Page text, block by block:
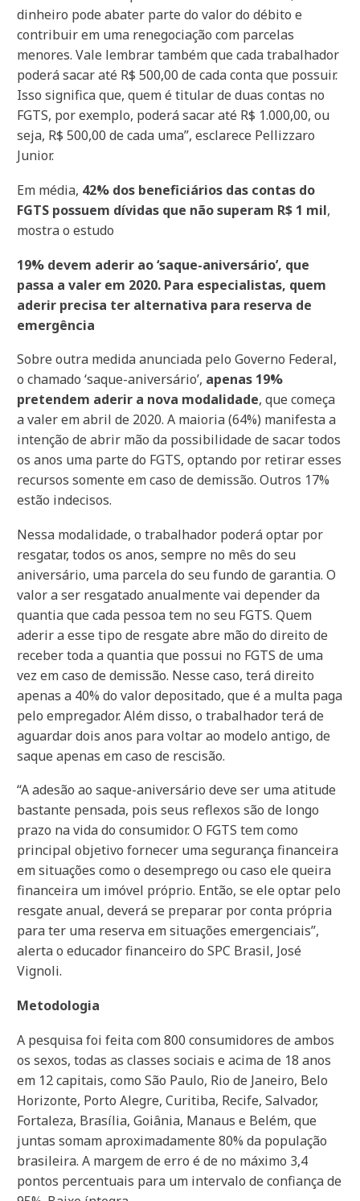
dinheiro pode abater parte do valor do débito e
contribuir em uma renegociação com parcelas
menores. Vale lembrar também que cada trabalhador
poderá sacar até R$ 500,00 de cada conta que possuir.
Isso significa que, quem é titular de duas contas no
FGTS, por exemplo, poderá sacar até R$ 1.000,00, ou
seja, R$ 500,00 de cada uma”, esclarece Pellizzaro
Junior.
Em média, 42% dos beneficiários das contas do
FGTS possuem dívidas que não superam R$ 1 mil,
mostra o estudo
19% devem aderir ao ‘saque-aniversário’, que
passa a valer em 2020. Para especialistas, quem
aderir precisa ter alternativa para reserva de
emergência
Sobre outra medida anunciada pelo Governo Federal,
o chamado ‘saque-aniversário’, apenas 19%
pretendem aderir a nova modalidade, que começa
a valer em abril de 2020. A maioria (64%) manifesta a
intenção de abrir mão da possibilidade de sacar todos
os anos uma parte do FGTS, optando por retirar esses
recursos somente em caso de demissão. Outros 17%
estão indecisos.
Nessa modalidade, o trabalhador poderá optar por
resgatar, todos os anos, sempre no mês do seu
aniversário, uma parcela do seu fundo de garantia. O
valor a ser resgatado anualmente vai depender da
quantia que cada pessoa tem no seu FGTS. Quem
aderir a esse tipo de resgate abre mão do direito de
receber toda a quantia que possui no FGTS de uma
vez em caso de demissão. Nesse caso, terá direito
apenas a 40% do valor depositado, que é a multa paga
pelo empregador. Além disso, o trabalhador terá de
aguardar dois anos para voltar ao modelo antigo, de
saque apenas em caso de rescisão.
“A adesão ao saque-aniversário deve ser uma atitude
bastante pensada, pois seus reflexos são de longo
prazo na vida do consumidor. O FGTS tem como
principal objetivo fornecer uma segurança financeira
em situações como o desemprego ou caso ele queira
financeira um imóvel próprio. Então, se ele optar pelo
resgate anual, deverá se preparar por conta própria
para ter uma reserva em situações emergenciais”,
alerta o educador financeiro do SPC Brasil, José
Vignoli.
Metodologia
A pesquisa foi feita com 800 consumidores de ambos
os sexos, todas as classes sociais e acima de 18 anos
em 12 capitais, como São Paulo, Rio de Janeiro, Belo
Horizonte, Porto Alegre, Curitiba, Recife, Salvador,
Fortaleza, Brasília, Goiânia, Manaus e Belém, que
juntas somam aproximadamente 80% da população
brasileira. A margem de erro é de no máximo 3,4
pontos percentuais para um intervalo de confiança de